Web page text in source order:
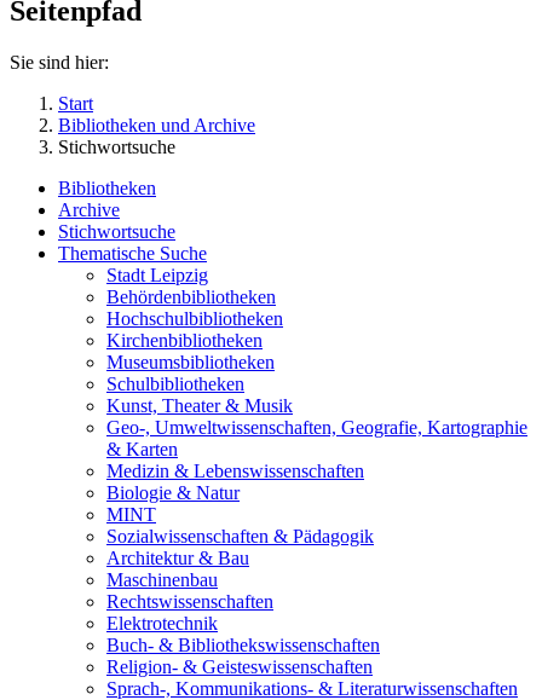
Seitenpfad
Sie sind hier:
Start
Bibliotheken und Archive
Stichwortsuche
Bibliotheken
Archive
Stichwortsuche
Thematische Suche
Stadt Leipzig
Behördenbibliotheken
Hochschulbibliotheken
Kirchenbibliotheken
Museumsbibliotheken
Schulbibliotheken
Kunst, Theater & Musik
Geo-, Umweltwissenschaften, Geografie, Kartographie
& Karten
Medizin & Lebenswissenschaften
Biologie & Natur
MINT
Sozialwissenschaften & Pädagogik
Architektur & Bau
Maschinenbau
Rechtswissenschaften
Elektrotechnik
Buch- & Bibliothekswissenschaften
Religion- & Geisteswissenschaften
Sprach-, Kommunikations- & Literaturwissenschaften